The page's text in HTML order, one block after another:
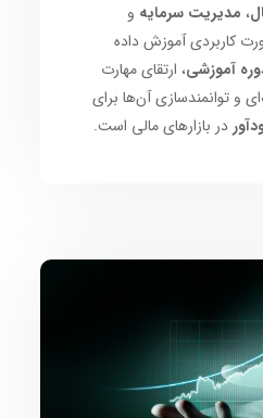
، مدیریت سرمایه و
کاربردی آموزش داده
آموزشی، ارتقای مهارت
و توانمندسازی آن‌ها برای
در بازارهای مالی است.